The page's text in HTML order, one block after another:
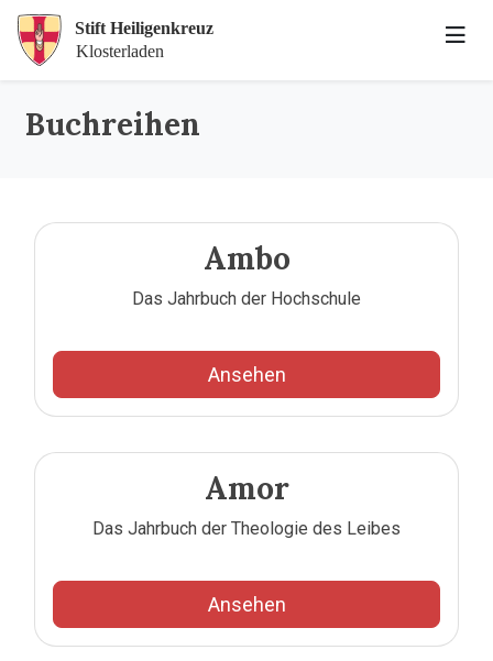
Buchreihen
Ambo
Das Jahrbuch der Hochschule
Ansehen
Amor
Das Jahrbuch der Theologie des Leibes
Ansehen